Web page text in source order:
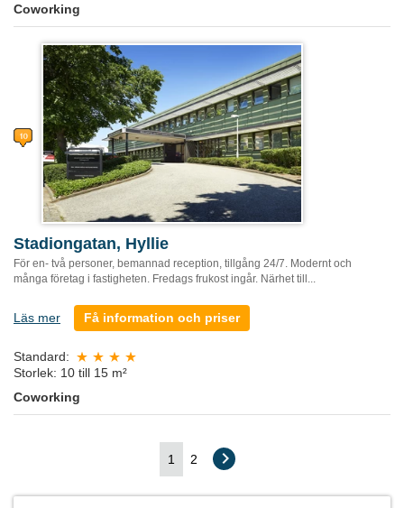
Coworking
Stadiongatan, Hyllie
För en- två personer, bemannad reception, tillgång 24/7. Modernt och
många företag i fastigheten. Fredags frukost ingår. Närhet till...
Läs mer Få information och priser
Standard:
Storlek: 10 till 15 m²
Coworking
1 2